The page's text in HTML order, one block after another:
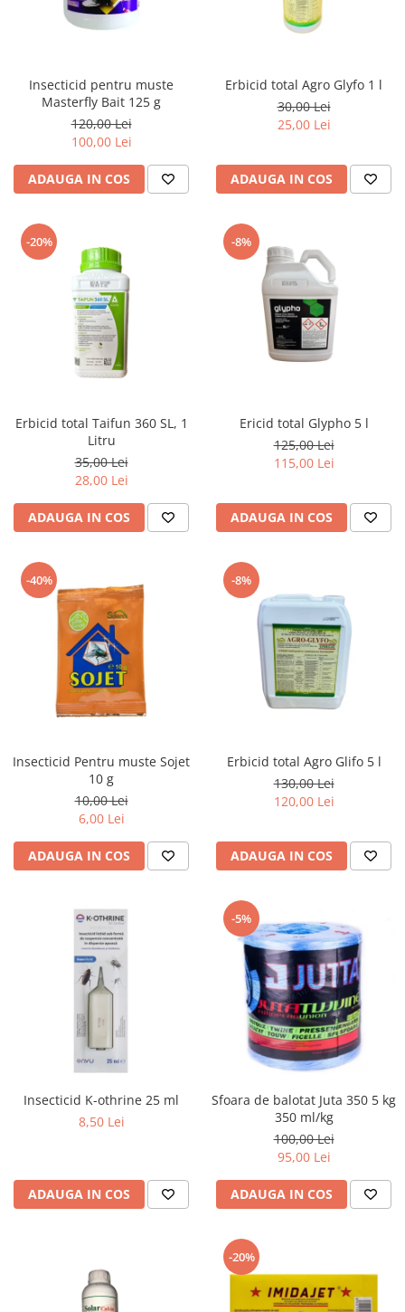
Insecticid pentru muste
Masterfly Bait 125 g
120,00 Lei
100,00 Lei
ADAUGA IN COS
Erbicid total Agro Glyfo 1 l
30,00 Lei
25,00 Lei
ADAUGA IN COS
-20%
Erbicid total Taifun 360 SL, 1
Litru
35,00 Lei
28,00 Lei
ADAUGA IN COS
-8%
Ericid total Glypho 5 l
125,00 Lei
115,00 Lei
ADAUGA IN COS
-40%
Insecticid Pentru muste Sojet
10 g
10,00 Lei
6,00 Lei
ADAUGA IN COS
-8%
Erbicid total Agro Glifo 5 l
130,00 Lei
120,00 Lei
ADAUGA IN COS
Insecticid K-othrine 25 ml
8,50 Lei
ADAUGA IN COS
-5%
Sfoara de balotat Juta 350 5 kg
350 ml/kg
100,00 Lei
95,00 Lei
ADAUGA IN COS
-20%